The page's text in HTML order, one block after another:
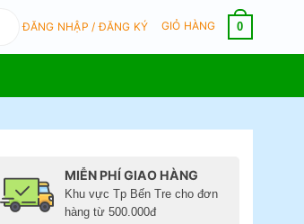
ĐĂNG NHẬP / ĐĂNG KÝ GIỎ HÀNG 0
MIỄN PHÍ GIAO HÀNG
Khu vực Tp Bến Tre cho đơn
hàng từ 500.000đ